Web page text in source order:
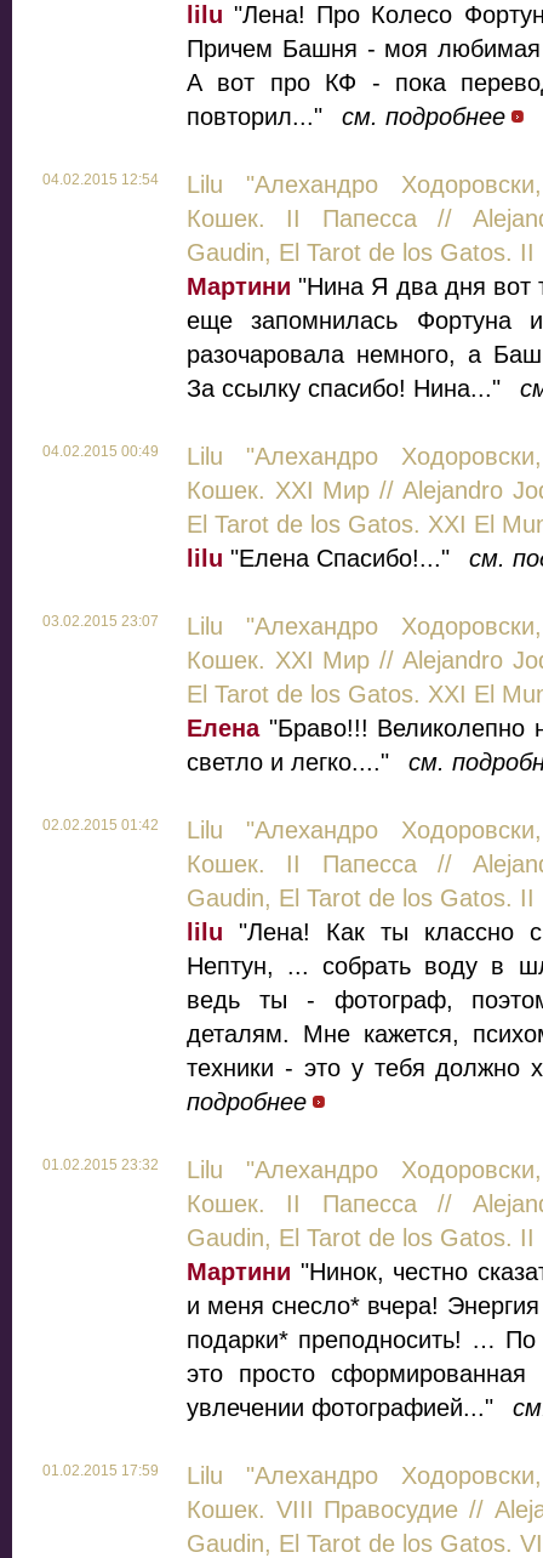
lilu "Лена! Про Колесо
Причем Башня - моя любимая
А вот про КФ - пока
повторил..."
см. подробнее
04.02.2015 12:54
Lilu "Алехандро
Кошек. II Папесса //
Gaudin, El Tarot de los Gatos. II
Мартини "Нина Я два дня вот
еще запомнилась Фортуна
разочаровала немного, а
За ссылку спасибо! Нина..."
04.02.2015 00:49
Lilu "Алехандро
Кошек. XXI Мир // Alejandro
El Tarot de los Gatos. XXI El
lilu "Елена Спасибо!..." см.
03.02.2015 23:07
Lilu "Алехандро
Кошек. XXI Мир // Alejandro
El Tarot de los Gatos. XXI El
Елена"Браво!!! Великолепно
светло и легко...."
см.
02.02.2015 01:42
Lilu "Алехандро
Кошек. II Папесса //
Gaudin, El Tarot de los Gatos. II
lilu "Лена! Как ты классно
Нептун, ... собрать воду в
ведь ты - фотограф,
деталям. Мне кажется,
техники - это у тебя должно
подробнее
01.02.2015 23:32
Lilu "Алехандро
Кошек. II Папесса //
Gaudin, El Tarot de los Gatos. II
Мартини "Нинок, честно
и меня снесло* вчера!
подарки* преподносить! …
это просто
увлечении фотографией..."
01.02.2015 17:59
Lilu "Алехандро
Кошек. VIII Правосудие //
Gaudin, El Tarot de los Gatos.